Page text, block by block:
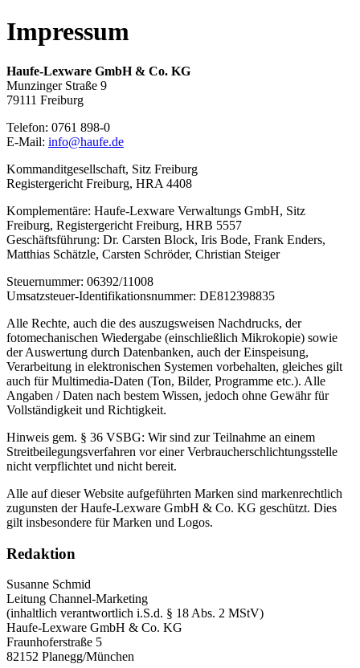
Impressum
Haufe-Lexware GmbH & Co. KG
Munzinger Straße 9
79111 Freiburg
Telefon: 0761 898-0
E-Mail: info@haufe.de
Kommanditgesellschaft, Sitz Freiburg
Registergericht Freiburg, HRA 4408
Komplementäre: Haufe-Lexware Verwaltungs GmbH, Sitz
Freiburg, Registergericht Freiburg, HRB 5557
Geschäftsführung: Dr. Carsten Block, Iris Bode, Frank Enders,
Matthias Schätzle, Carsten Schröder, Christian Steiger
Steuernummer: 06392/11008
Umsatzsteuer-Identifikationsnummer: DE812398835
Alle Rechte, auch die des auszugsweisen Nachdrucks, der
fotomechanischen Wiedergabe (einschließlich Mikrokopie) sowie
der Auswertung durch Datenbanken, auch der Einspeisung,
Verarbeitung in elektronischen Systemen vorbehalten, gleiches gilt
auch für Multimedia-Daten (Ton, Bilder, Programme etc.). Alle
Angaben / Daten nach bestem Wissen, jedoch ohne Gewähr für
Vollständigkeit und Richtigkeit.
Hinweis gem. § 36 VSBG: Wir sind zur Teilnahme an einem
Streitbeilegungsverfahren vor einer Verbraucherschlichtungsstelle
nicht verpflichtet und nicht bereit.
Alle auf dieser Website aufgeführten Marken sind markenrechtlich
zugunsten der Haufe-Lexware GmbH & Co. KG geschützt. Dies
gilt insbesondere für Marken und Logos.
Redaktion
Susanne Schmid
Leitung Channel-Marketing
(inhaltlich verantwortlich i.S.d. § 18 Abs. 2 MStV)
Haufe-Lexware GmbH & Co. KG
Fraunhoferstraße 5
82152 Planegg/München